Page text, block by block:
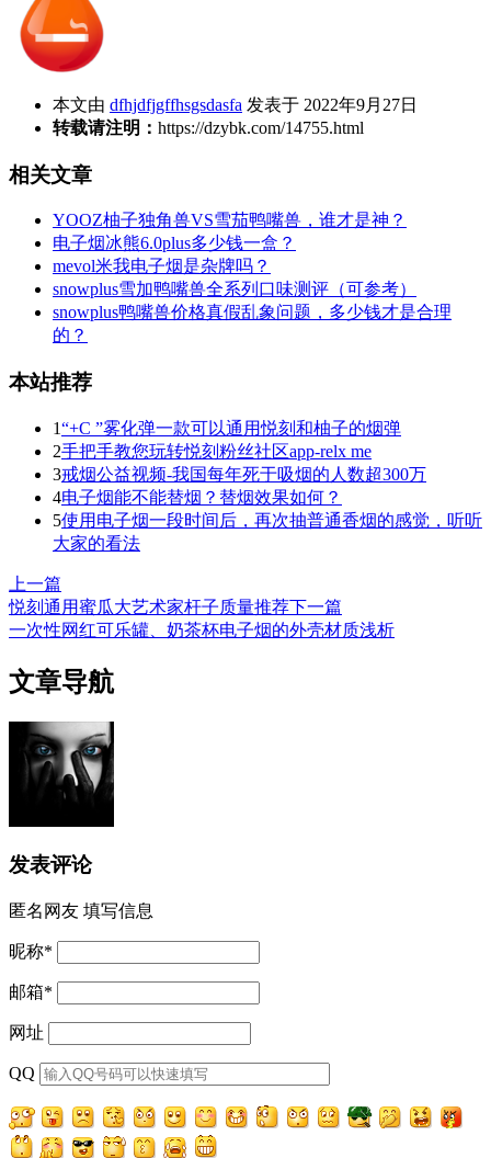
本文由 dfhjdfjgffhsgsdasfa 发表于 2022年9月27日
转载请注明： https://dzybk.com/14755.html
相关文章
YOOZ柚子独角兽VS雪茄鸭嘴兽，谁才是神？
电子烟冰熊6.0plus多少钱一盒？
mevol米我电子烟是杂牌吗？
snowplus雪加鸭嘴兽全系列口味测评（可参考）
snowplus鸭嘴兽价格真假乱象问题，多少钱才是合理
的？
本站推荐
1“+C ”雾化弹一款可以通用悦刻和柚子的烟弹
2手把手教您玩转悦刻粉丝社区app-relx me
3戒烟公益视频-我国每年死于吸烟的人数超300万
4电子烟能不能替烟？替烟效果如何？
5使用电子烟一段时间后，再次抽普通香烟的感觉，听听
大家的看法
上一篇
悦刻通用蜜瓜大艺术家杆子质量推荐下一篇
一次性网红可乐罐、奶茶杯电子烟的外壳材质浅析
文章导航
发表评论
匿名网友 填写信息
昵称*
邮箱*
网址
QQ